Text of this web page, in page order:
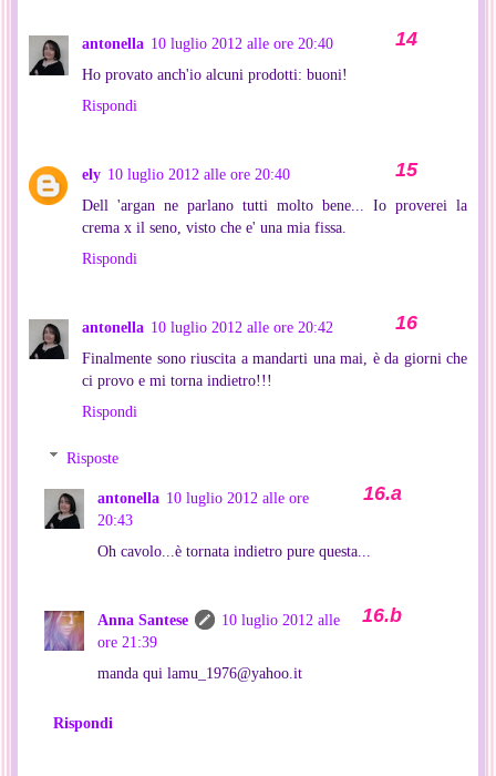
antonella 10 luglio 2012 alle ore 20:40
Ho provato anch'io alcuni prodotti: buoni!
Rispondi
ely 10 luglio 2012 alle ore 20:40
Dell 'argan ne parlano tutti molto bene... Io proverei la
crema x il seno, visto che e' una mia fissa.
Rispondi
antonella 10 luglio 2012 alle ore 20:42
Finalmente sono riuscita a mandarti una mai, è da giorni che
ci provo e mi torna indietro!!!
Rispondi
Risposte
antonella 10 luglio 2012 alle ore
20:43
Oh cavolo...è tornata indietro pure questa...
Anna Santese
10 luglio 2012 alle
ore 21:39
manda qui lamu_1976@yahoo.it
Rispondi